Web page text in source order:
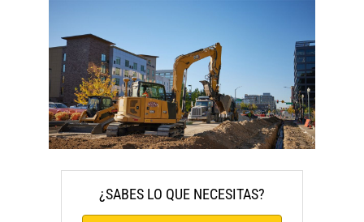
¿SABES LO QUE NECESITAS?